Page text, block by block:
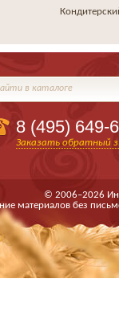
в каталоге
8 (495) 649-
Заказать обратный
© 2006–2026
материалов без